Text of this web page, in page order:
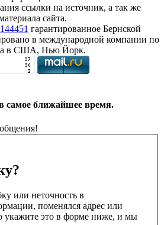
ссылки на источник, а так же
сайта.
гарантированное Бернской
в международной компании по
в США, Нью Йорк.
ближайшее время.
или неточность в
поменялся адрес или
укажите это в форме ниже, и мы